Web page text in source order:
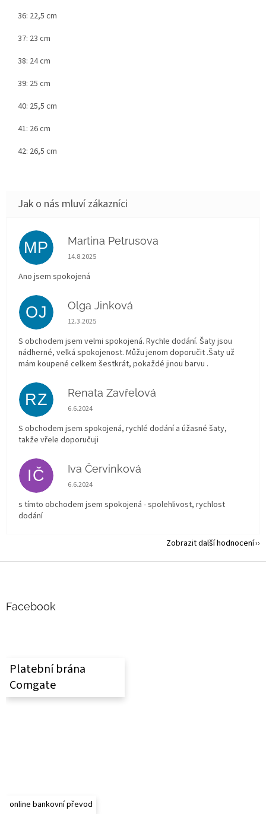
36: 22,5 cm
37: 23 cm
38: 24 cm
39: 25 cm
40: 25,5 cm
41: 26 cm
42: 26,5 cm
MP Martina Petrusova
Hodnocení obchodu je 5 z 5 hvězdiček.
14.8.2025
Ano jsem spokojená
OJ Olga Jinková
Hodnocení obchodu je 5 z 5 hvězdiček.
12.3.2025
S obchodem jsem velmi spokojená. Rychle dodání. Šaty jsou
nádherné, velká spokojenost. Můžu jenom doporučit .Šaty už
mám koupené celkem šestkrát, pokaždé jinou barvu .
RZ Renata Zavřelová
Hodnocení obchodu je 5 z 5 hvězdiček.
6.6.2024
S obchodem jsem spokojená, rychlé dodání a úžasné šaty,
takže vřele doporučuji
IČ Iva Červinková
Hodnocení obchodu je 5 z 5 hvězdiček.
6.6.2024
s tímto obchodem jsem spokojená - spolehlivost, rychlost
dodání
Zobrazit další hodnocení
Facebook
Platební brána
Comgate
online bankovní převod